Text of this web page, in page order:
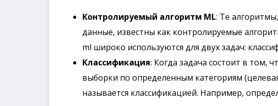
Контролируемый алгоритм ML: Те
данные, известны как контролируемые
ml широко используются для двух задач:
Классификация: Когда задача состоит в том,
выборки по определенным категориям
называется классификацией. Например,